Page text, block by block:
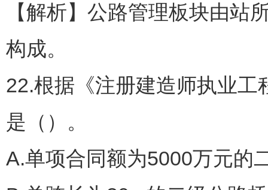
【解析】公路管理板块由站
构成。
22.根据《注册建造师执业
是（）。
A.单项合同额为5000万元的